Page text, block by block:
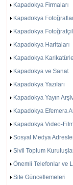
Kapadokya Firmaları
Kapadokya
Kapadokya
Kapadokya Haritaları
Kapadokya
Kapadokya ve Sanat
Kapadokya Yazıları
Kapadokya Yayın
Kapadokya Efemera
Kapadokya Video-
Sosyal Medya
Sivil Toplum
Önemli Telefonlar ve
Site Güncellemeleri